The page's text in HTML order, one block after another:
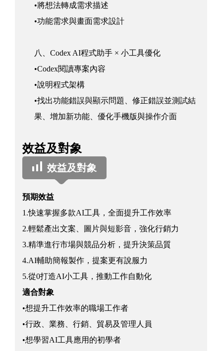
•將想法轉成需求描述
•功能需求與畫面需求設計
八、Codex AI程式助手 × 小工具優化
•Codex閱讀專案內容
•說明程式架構
•找出功能錯誤與顯示問題、修正錯誤並測試結
果、增加新功能、優化手機版與操作介面
效益及對象
效益及對象
預期效益
1.快速掌握多款AI工具，全面提升工作效率
2.輕鬆產出文案、圖片與短影音，強化行銷力
3.精準進行市場與競品分析，提升決策品質
4.AI輔助簡報製作，提案更有說服力
5.從0打造AI小工具，推動工作自動化
適合對象
•想提升工作效率的職場工作者
•行政、業務、行銷、貿易及管理人員
•想學習AI工具應用的初學者